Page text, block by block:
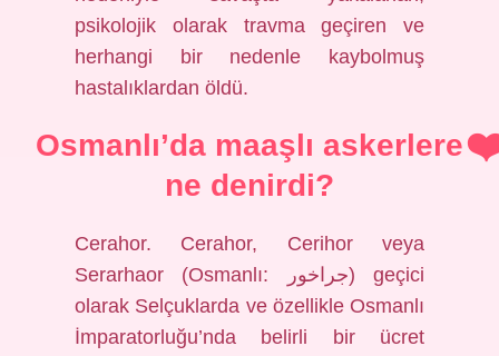
psikolojik olarak travma geçiren ve
herhangi bir nedenle kaybolmuş
hastalıklardan öldü.
Osmanlı’da maaşlı askerlere
ne denirdi?
Cerahor. Cerahor, Cerihor veya
Serarhaor (Osmanlı: جراخور) geçici
olarak Selçuklarda ve özellikle Osmanlı
İmparatorluğu’nda belirli bir ücret